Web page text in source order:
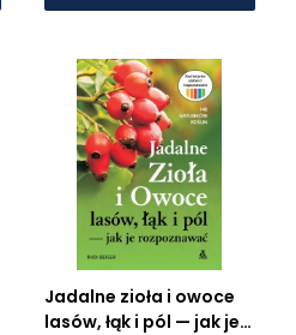
Jadalne zioła i owoce
lasów, łąk i pól — jak je